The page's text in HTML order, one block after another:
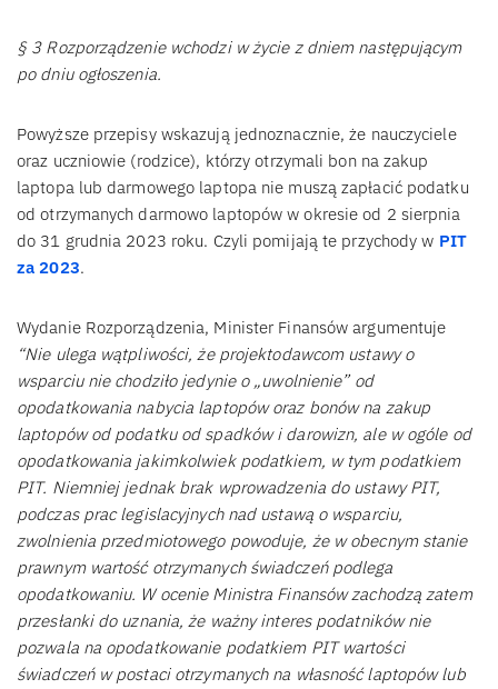
§ 3 Rozporządzenie wchodzi w życie z dniem następującym
po dniu ogłoszenia.
Powyższe przepisy wskazują jednoznacznie, że nauczyciele
oraz uczniowie (rodzice), którzy otrzymali bon na zakup
laptopa lub darmowego laptopa nie muszą zapłacić podatku
od otrzymanych darmowo laptopów w okresie od 2 sierpnia
do 31 grudnia 2023 roku. Czyli pomijają te przychody w PIT
za 2023.
Wydanie Rozporządzenia, Minister Finansów argumentuje
“Nie ulega wątpliwości, że projektodawcom ustawy o
wsparciu nie chodziło jedynie o „uwolnienie” od
opodatkowania nabycia laptopów oraz bonów na zakup
laptopów od podatku od spadków i darowizn, ale w ogóle od
opodatkowania jakimkolwiek podatkiem, w tym podatkiem
PIT. Niemniej jednak brak wprowadzenia do ustawy PIT,
podczas prac legislacyjnych nad ustawą o wsparciu,
zwolnienia przedmiotowego powoduje, że w obecnym stanie
prawnym wartość otrzymanych świadczeń podlega
opodatkowaniu. W ocenie Ministra Finansów zachodzą zatem
przesłanki do uznania, że ważny interes podatników nie
pozwala na opodatkowanie podatkiem PIT wartości
świadczeń w postaci otrzymanych na własność laptopów lub